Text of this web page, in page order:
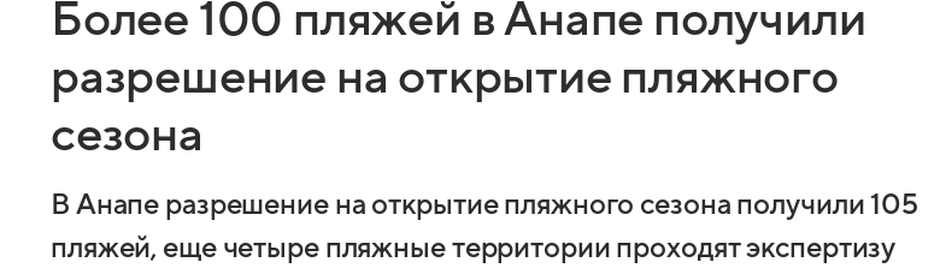
Более 100 пляжей в Анапе получили
разрешение на открытие пляжного
сезона
В Анапе разрешение на открытие пляжного сезона получили 105
пляжей, еще четыре пляжные территории проходят экспертизу